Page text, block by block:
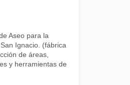
Aseo para la
Ignacio. (fábrica
de áreas,
y herramientas de